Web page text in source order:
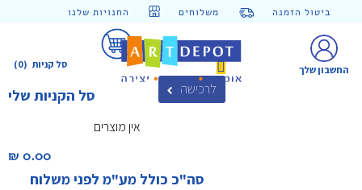
ביטול הזמנה משלוחים החנויות שלנו
(0) סל קניות
סל הקניות שלי לרכישה
אין מוצרים
0.00 ₪‎
סה"כ כולל מע"מ לפני משלוח
החשבון שלך